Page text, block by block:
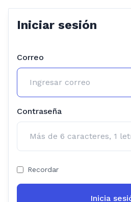
Iniciar sesión
Correo
Contraseña
Recordar